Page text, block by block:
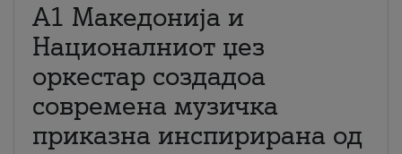
А1 Македонија и
Националниот џез
оркестар создадоа
современа музичка
приказна инспирирана од